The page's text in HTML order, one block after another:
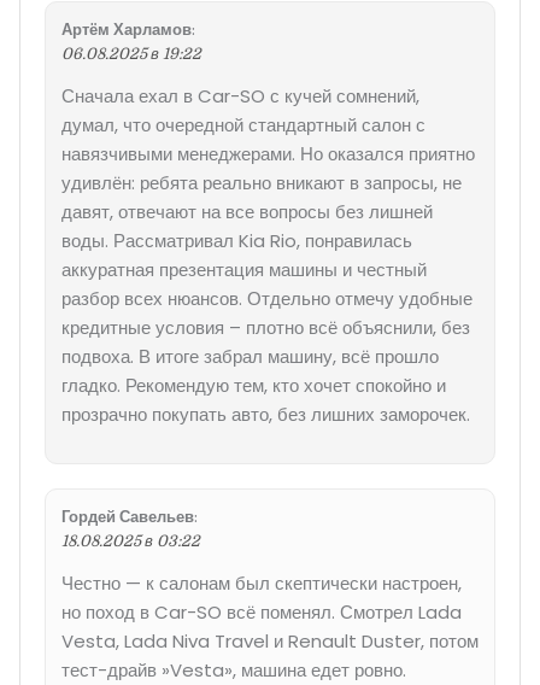
Артём Харламов:
06.08.2025 в 19:22
Сначала ехал в Car-SO с кучей сомнений,
думал, что очередной стандартный салон с
навязчивыми менеджерами. Но оказался приятно
удивлён: ребята реально вникают в запросы, не
давят, отвечают на все вопросы без лишней
воды. Рассматривал Kia Rio, понравилась
аккуратная презентация машины и честный
разбор всех нюансов. Отдельно отмечу удобные
кредитные условия – плотно всё объяснили, без
подвоха. В итоге забрал машину, всё прошло
гладко. Рекомендую тем, кто хочет спокойно и
прозрачно покупать авто, без лишних заморочек.
Гордей Савельев:
18.08.2025 в 03:22
Честно — к салонам был скептически настроен,
но поход в Car-SO всё поменял. Смотрел Lada
Vesta, Lada Niva Travel и Renault Duster, потом
тест-драйв »Vesta», машина едет ровно.